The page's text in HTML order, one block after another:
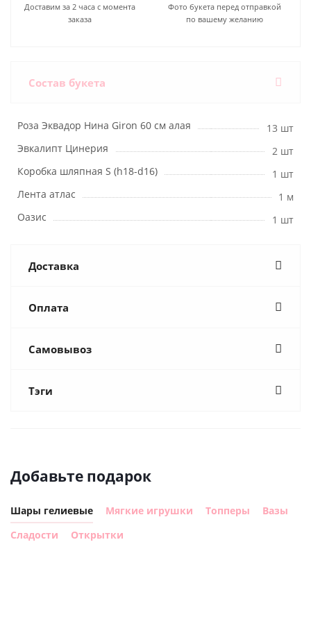
Доставим за 2 часа с момента
заказа
Фото букета перед отправкой
по вашему желанию
Состав букета
Роза Эквадор Нина Giron 60 см алая
13 шт
Эвкалипт Цинерия
2 шт
Коробка шляпная S (h18-d16)
1 шт
Лента атлас
1 м
Оазис
1 шт
Доставка
Оплата
Самовывоз
Тэги
Добавьте подарок
Шары гелиевые Мягкие игрушки Топперы
Вазы
Сладости
Открытки